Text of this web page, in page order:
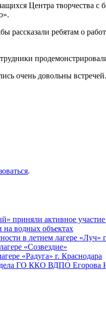
Центра творчества
рассказали ребятам о
очень довольны встречей.
.
приняли активное
на водных объектах
в летнем лагере «Луч»
«Созвездие»
«Радуга» г. Краснодара
ГО ККО ВДПО Егорова